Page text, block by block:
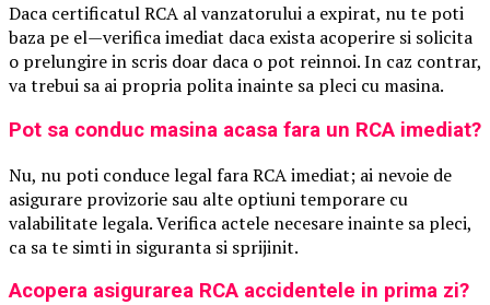
Daca certificatul RCA al vanzatorului a expirat, nu te poti
baza pe el—verifica imediat daca exista acoperire si solicita
o prelungire in scris doar daca o pot reinnoi. In caz contrar,
va trebui sa ai propria polita inainte sa pleci cu masina.
Pot sa conduc masina acasa fara un RCA imediat?
Nu, nu poti conduce legal fara RCA imediat; ai nevoie de
asigurare provizorie sau alte optiuni temporare cu
valabilitate legala. Verifica actele necesare inainte sa pleci,
ca sa te simti in siguranta si sprijinit.
Acopera asigurarea RCA accidentele in prima zi?